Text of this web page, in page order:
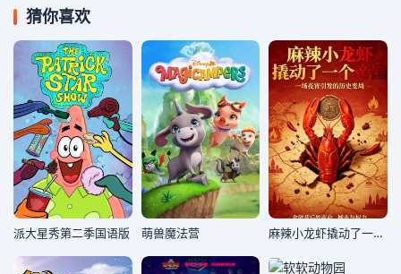
猜你喜欢
派大星秀第二季国语版 萌兽魔法营 麻辣小龙虾撬动了一个帝国